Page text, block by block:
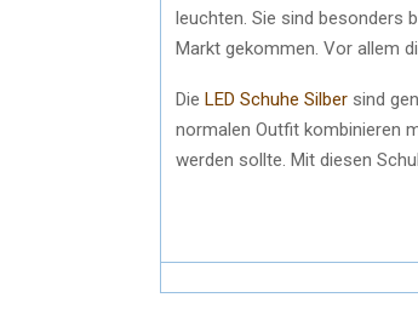
leuchten. Sie sind besonders
Markt gekommen. Vor allem
Die LED Schuhe Silber sind
normalen Outfit kombinieren
werden sollte. Mit diesen